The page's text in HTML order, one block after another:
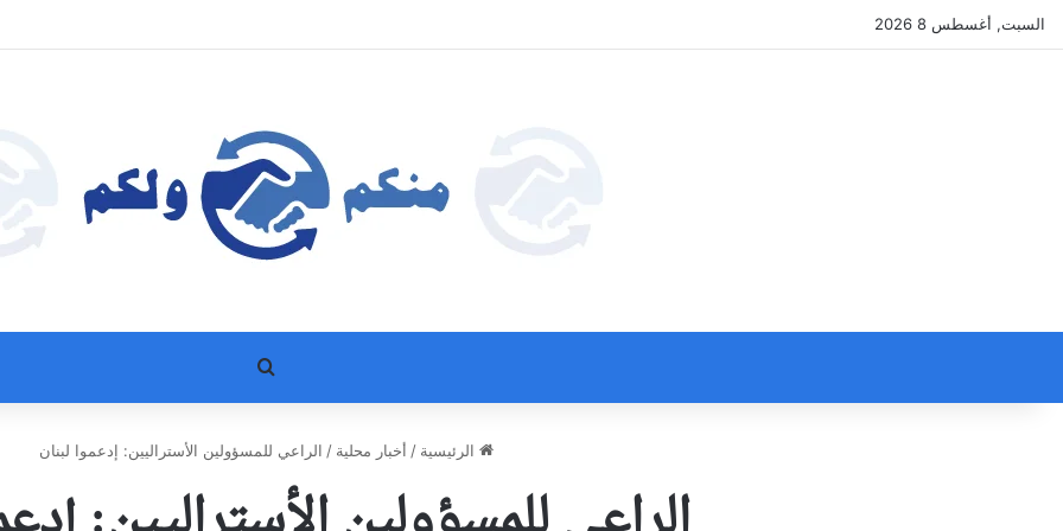
السبت, أغسطس 8 2026
بحث عن
الرئيسية / أخبار محلية / الراعي للمسؤولين الأستراليين: إدعموا لبنان